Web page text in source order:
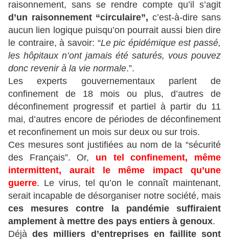
raisonnement, sans se rendre compte qu’il s’agit
d’un raisonnement “circulaire”, c’est-à-dire sans
aucun lien logique puisqu’on pourrait aussi bien dire
le contraire, à savoir: “Le pic épidémique est passé,
les hôpitaux n’ont jamais été saturés, vous pouvez
donc revenir à la vie normale.”.
Les experts gouvernementaux parlent de
confinement de 18 mois ou plus, d’autres de
déconfinement progressif et partiel à partir du 11
mai, d’autres encore de périodes de déconfinement
et reconfinement un mois sur deux ou sur trois.
Ces mesures sont justifiées au nom de la “sécurité
des Français”. Or, un tel confinement, même
intermittent, aurait
le même impact qu’une
guerre. Le virus, tel qu’on le connaît maintenant,
serait incapable de désorganiser notre société, mais
ces mesures contre la pandémie suffiraient
amplement à mettre des pays entiers à genoux.
Déjàdes milliers d’entreprises en faillite sont